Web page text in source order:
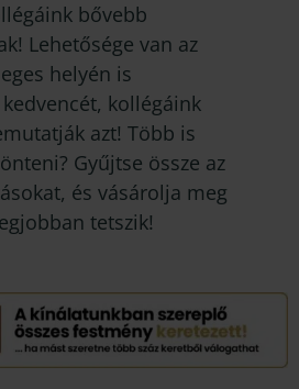
bővebb
Lehetősége van az
helyén is
kollégáink
azt! Több is
Gyűjtse össze az
és vásárolja meg
tetszik!